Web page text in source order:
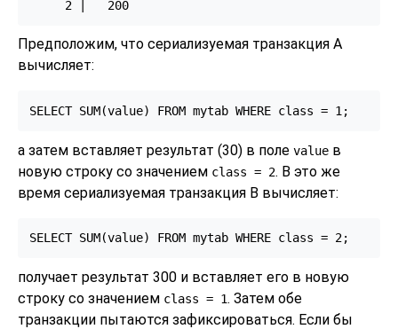
     2 |   200
Предположим, что сериализуемая транзакция A
вычисляет:
а затем вставляет результат (30) в поле value в
новую строку со значением class = 2. В это же
время сериализуемая транзакция B вычисляет:
получает результат 300 и вставляет его в новую
строку со значением class = 1. Затем обе
транзакции пытаются зафиксироваться. Если бы